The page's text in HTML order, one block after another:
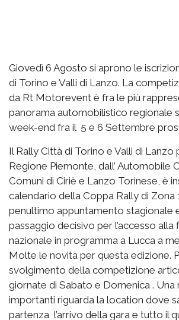
Giovedì 6 Agosto si aprono le
di Torino e Valli di Lanzo. La
da Rt Motorevent è fra le più
panorama automobilistico regionale
week-end fra il 5 e 6 Settembre
Il Rally Città di Torino e Valli di
Regione Piemonte, dall’ Automobile
Comuni di Ciriè e Lanzo Torinese, è
calendario della Coppa Rally di Zona
penultimo appuntamento stagionale
passaggio decisivo per l’accesso alla
nazionale in programma a Lucca a
Molte le novità per questa edizione.
svolgimento della competizione
giornate di Sabato e Domenica . Una
importanti riguarda la location dove
partenza l’arrivo della gara e tutto il